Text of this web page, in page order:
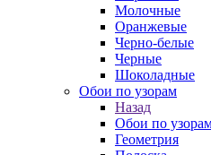
Молочные
Оранжевые
Черно-белые
Черные
Шоколадные
Обои по узорам
Назад
Обои по
Геометрия